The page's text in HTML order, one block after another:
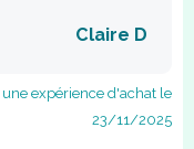
Claire D
expérience d'achat le
23/11/2025